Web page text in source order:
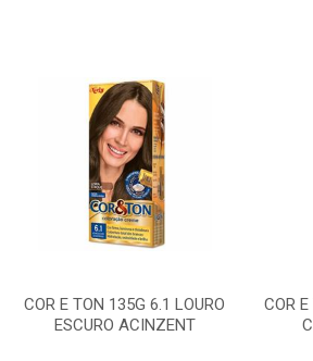
COR E TON 135G 6.1 LOURO
ESCURO ACINZENT
COR